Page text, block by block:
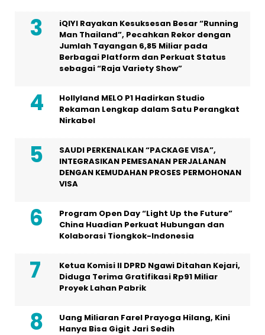
iQIYI Rayakan Kesuksesan Besar “Running
Man Thailand”, Pecahkan Rekor dengan
Jumlah Tayangan 6,85 Miliar pada
Berbagai Platform dan Perkuat Status
sebagai “Raja Variety Show”
Hollyland MELO P1 Hadirkan Studio
Rekaman Lengkap dalam Satu Perangkat
Nirkabel
SAUDI PERKENALKAN “PACKAGE VISA”,
INTEGRASIKAN PEMESANAN PERJALANAN
DENGAN KEMUDAHAN PROSES PERMOHONAN
VISA
Program Open Day “Light Up the Future”
China Huadian Perkuat Hubungan dan
Kolaborasi Tiongkok-Indonesia
Ketua Komisi II DPRD Ngawi Ditahan Kejari,
Diduga Terima Gratifikasi Rp91 Miliar
Proyek Lahan Pabrik
Uang Miliaran Farel Prayoga Hilang, Kini
Hanya Bisa Gigit Jari Sedih